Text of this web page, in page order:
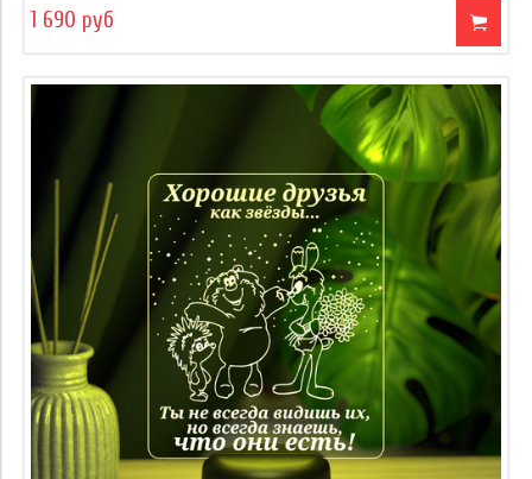
1 690 руб